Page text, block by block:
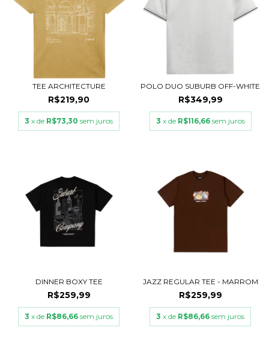
TEE ARCHITECTURE
R$219,90
3 x de R$73,30 sem juros
POLO DUO SUBURB OFF-WHITE
R$349,99
3 x de R$116,66 sem juros
DINNER BOXY TEE
R$259,99
3 x de R$86,66 sem juros
JAZZ REGULAR TEE - MARROM
R$259,99
3 x de R$86,66 sem juros